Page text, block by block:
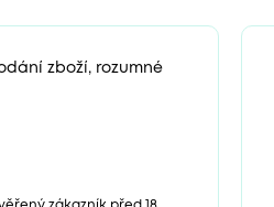
zboží, rozumné